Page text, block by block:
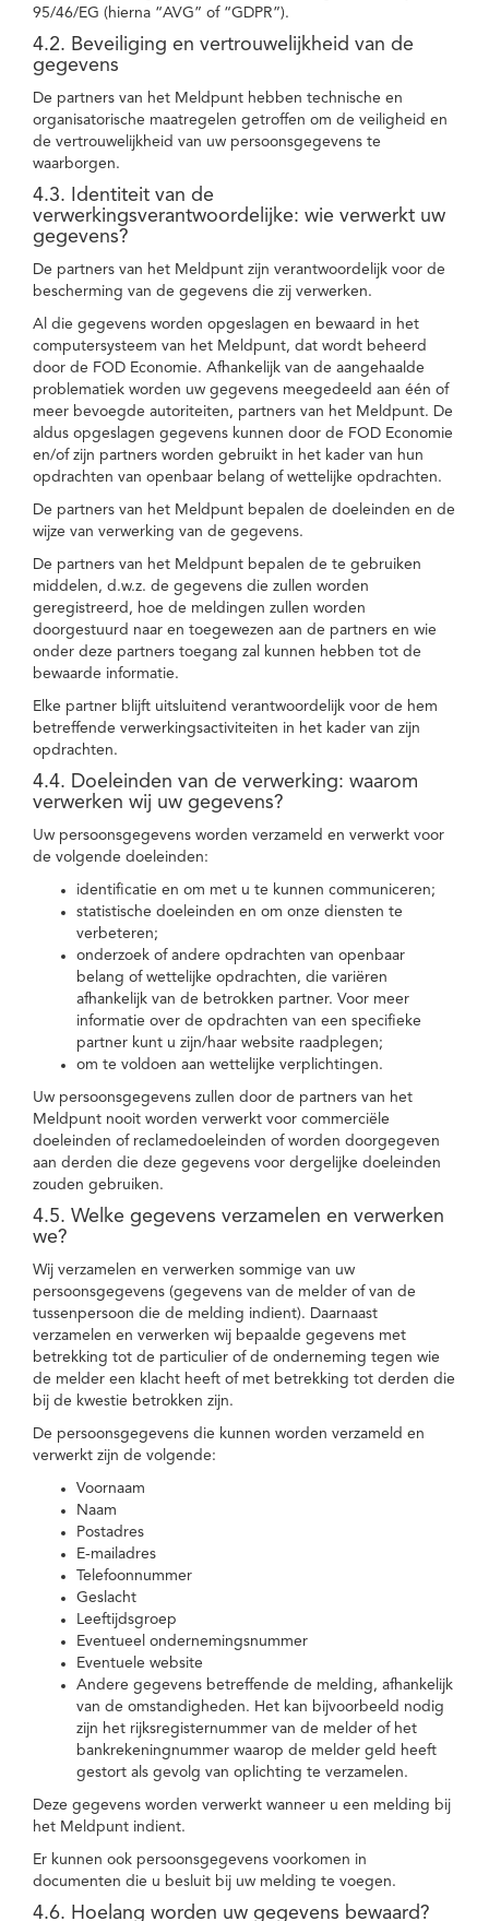
95/46/EG (hierna “AVG” of “GDPR”).
4.2. Beveiliging en vertrouwelijkheid van de
gegevens
De partners van het Meldpunt hebben technische en
organisatorische maatregelen getroffen om de veiligheid en
de vertrouwelijkheid van uw persoonsgegevens te
waarborgen.
4.3. Identiteit van de
verwerkingsverantwoordelijke: wie verwerkt uw
gegevens?
De partners van het Meldpunt zijn verantwoordelijk voor de
bescherming van de gegevens die zij verwerken.
Al die gegevens worden opgeslagen en bewaard in het
computersysteem van het Meldpunt, dat wordt beheerd
door de FOD Economie. Afhankelijk van de aangehaalde
problematiek worden uw gegevens meegedeeld aan één of
meer bevoegde autoriteiten, partners van het Meldpunt. De
aldus opgeslagen gegevens kunnen door de FOD Economie
en/of zijn partners worden gebruikt in het kader van hun
opdrachten van openbaar belang of wettelijke opdrachten.
De partners van het Meldpunt bepalen de doeleinden en de
wijze van verwerking van de gegevens.
De partners van het Meldpunt bepalen de te gebruiken
middelen, d.w.z. de gegevens die zullen worden
geregistreerd, hoe de meldingen zullen worden
doorgestuurd naar en toegewezen aan de partners en wie
onder deze partners toegang zal kunnen hebben tot de
bewaarde informatie.
Elke partner blijft uitsluitend verantwoordelijk voor de hem
betreffende verwerkingsactiviteiten in het kader van zijn
opdrachten.
4.4. Doeleinden van de verwerking: waarom
verwerken wij uw gegevens?
Uw persoonsgegevens worden verzameld en verwerkt voor
de volgende doeleinden:
identificatie en om met u te kunnen communiceren;
statistische doeleinden en om onze diensten te
verbeteren;
onderzoek of andere opdrachten van openbaar
belang of wettelijke opdrachten, die variëren
afhankelijk van de betrokken partner. Voor meer
informatie over de opdrachten van een specifieke
partner kunt u zijn/haar website raadplegen;
om te voldoen aan wettelijke verplichtingen.
Uw persoonsgegevens zullen door de partners van het
Meldpunt nooit worden verwerkt voor commerciële
doeleinden of reclamedoeleinden of worden doorgegeven
aan derden die deze gegevens voor dergelijke doeleinden
zouden gebruiken.
4.5. Welke gegevens verzamelen en verwerken
we?
Wij verzamelen en verwerken sommige van uw
persoonsgegevens (gegevens van de melder of van de
tussenpersoon die de melding indient). Daarnaast
verzamelen en verwerken wij bepaalde gegevens met
betrekking tot de particulier of de onderneming tegen wie
de melder een klacht heeft of met betrekking tot derden die
bij de kwestie betrokken zijn.
De persoonsgegevens die kunnen worden verzameld en
verwerkt zijn de volgende:
Voornaam
Naam
Postadres
E-mailadres
Telefoonnummer
Geslacht
Leeftijdsgroep
Eventueel ondernemingsnummer
Eventuele website
Andere gegevens betreffende de melding, afhankelijk
van de omstandigheden. Het kan bijvoorbeeld nodig
zijn het rijksregisternummer van de melder of het
bankrekeningnummer waarop de melder geld heeft
gestort als gevolg van oplichting te verzamelen.
Deze gegevens worden verwerkt wanneer u een melding bij
het Meldpunt indient.
Er kunnen ook persoonsgegevens voorkomen in
documenten die u besluit bij uw melding te voegen.
4.6. Hoelang worden uw gegevens bewaard?